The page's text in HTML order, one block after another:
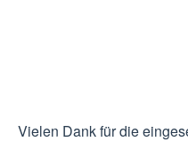
Vielen Dank für die